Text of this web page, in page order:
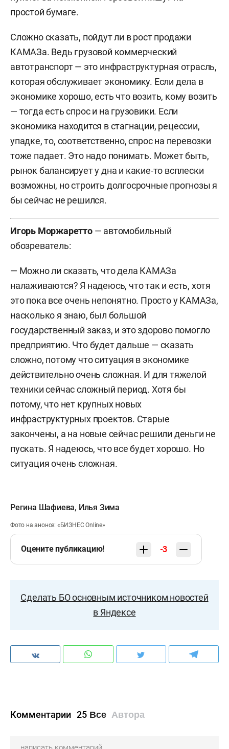
простой бумаге.
Сложно сказать, пойдут ли в рост продажи
КАМАЗа. Ведь грузовой коммерческий
автотранспорт — это инфраструктурная отрасль,
которая обслуживает экономику. Если дела в
экономике хорошо, есть что возить, кому возить
— тогда есть спрос и на грузовики. Если
экономика находится в стагнации, рецессии,
упадке, то, соответственно, спрос на перевозки
тоже падает. Это надо понимать. Может быть,
рынок балансирует у дна и какие-то всплески
возможны, но строить долгосрочные прогнозы я
бы сейчас не решился.
Игорь Моржаретто— автомобильный
обозреватель:
— Можно ли сказать, что дела КАМАЗа
налаживаются? Я надеюсь, что так и есть, хотя
это пока все очень непонятно. Просто у КАМАЗа,
насколько я знаю, был большой
государственный заказ, и это здорово помогло
предприятию. Что будет дальше — сказать
сложно, потому что ситуация в экономике
действительно очень сложная. И для тяжелой
техники сейчас сложный период. Хотя бы
потому, что нет крупных новых
инфраструктурных проектов. Старые
закончены, а на новые сейчас решили деньги не
пускать. Я надеюсь, что все будет хорошо. Но
ситуация очень сложная.
Регина Шафиева, Илья Зима
Фото на анонсе: «БИЗНЕС Online»
Оцените публикацию! -3
Сделать БО основным источником новостей
в Яндексе
Комментарии 25 Все Автора